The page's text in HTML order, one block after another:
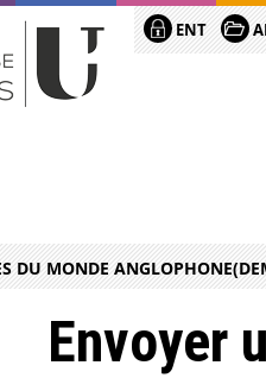
ENT
DU MONDE
Envoyer